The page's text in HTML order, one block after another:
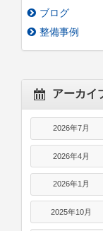
ブログ
整備事例
アーカイ
2026年7月
2026年4月
2026年1月
2025年10月